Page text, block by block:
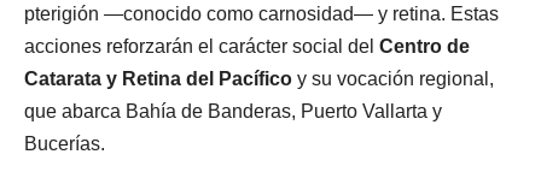
pterigión —conocido como carnosidad— y retina. Estas
acciones reforzarán el carácter social del Centro de
Catarata y Retina del Pacífico y su vocación regional,
que abarca Bahía de Banderas, Puerto Vallarta y
Bucerías.